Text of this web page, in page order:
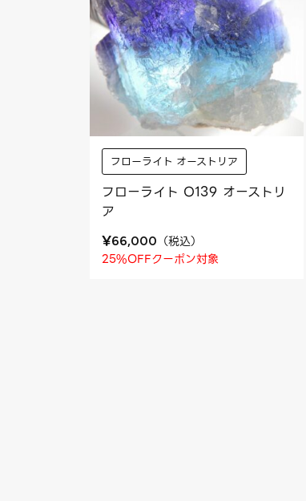
フローライト オーストリア
フローライト O139 オーストリ
ア
¥66,000 （税込）
25%OFFクーポン対象